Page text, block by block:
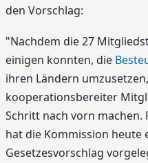
den Vorschlag:
"Nachdem die 27
einigen konnten, die
ihren Ländern
kooperationsbereiter
Schritt nach vorn machen.
hat die Kommission heute
Gesetzesvorschlag